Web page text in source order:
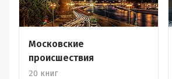
Московские
происшествия
20 книг